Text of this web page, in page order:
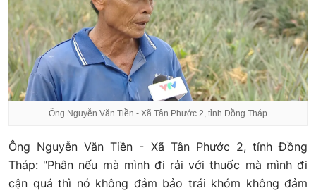
Ông Nguyễn Văn Tiền - Xã Tân Phước 2, tỉnh Đồng Tháp
Ông Nguyễn Văn Tiền - Xã Tân Phước 2, tỉnh Đồng
Tháp: "Phân nếu mà mình đi rải với thuốc mà mình đi
cận quá thì nó không đảm bảo trái khóm không đảm